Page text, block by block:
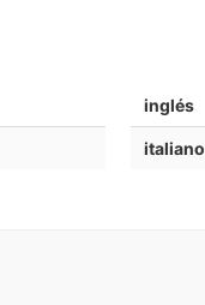
inglés
italiano